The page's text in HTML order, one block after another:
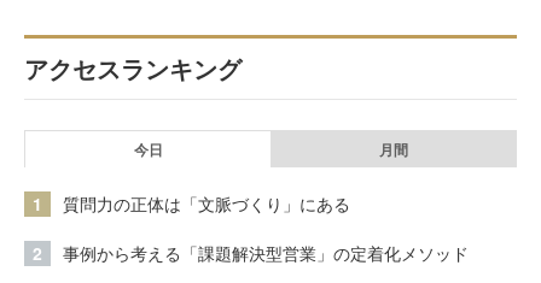
アクセスランキング
今日 月間
1 質問力の正体は「文脈づくり」にある
2 事例から考える「課題解決型営業」の定着化メソッド